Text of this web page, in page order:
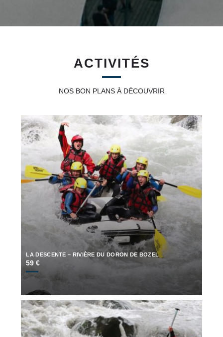
ACTIVITÉS
NOS BON PLANS À DÉCOUVRIR
LA DESCENTE – RIVIÈRE DU DORON DE BOZEL
59 €